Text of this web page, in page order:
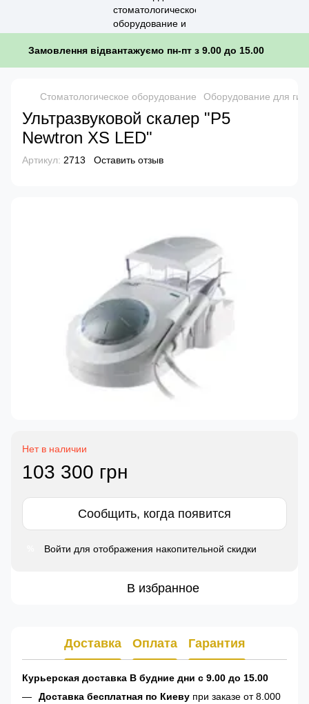
Замовлення відвантажуємо пн-пт з 9.00 до 15.00
Стоматологическое оборудование Оборудование для
Ультразвуковой скалер "P5
Newtron XS LED"
Артикул: 2713 Оставить отзыв
Нет в наличии
103 300 грн
Сообщить, когда появится
Войти для отображения накопительной скидки
В избранное
Доставка Оплата Гарантия
Курьерская доставка В будние дни с 9.00 до 15.00
Доставка бесплатная по Киеву при заказе от 8.000